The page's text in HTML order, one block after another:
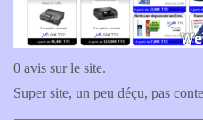
0 avis sur le site.
Super site, un peu déçu, pas